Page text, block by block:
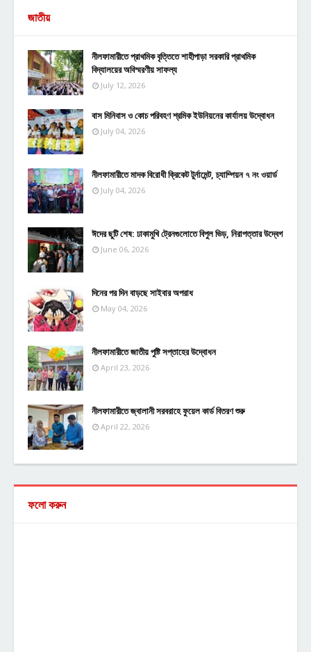
জাতীয়
নীলফামারীতে প্রাথমিক বৃত্তিতে শাহীপাড়া সরকারি প্রাথমিক
বিদ্যালয়ের অবিস্মরণীয় সাফল্য
July 12, 2026
বাস মিনিবাস ও কোচ পরিবহণ শ্রমিক ইউনিয়নের কার্যালয় উদ্বোধন
July 04, 2026
নীলফামারীতে মাদক বিরোধী ক্রিকেট টুর্নামেন্ট, চ্যাম্পিয়ন ৭ নং ওয়ার্ড
July 04, 2026
ঈদের ছুটি শেষ: ঢাকামুখি ট্রেনগুলোতে বিপুল ভিড়, নিরাপত্তার উদ্বেগ
June 06, 2026
দিনের পর দিন বাড়ছে সাইবার অপরাধ
May 04, 2026
নীলফামারীতে জাতীয় পুষ্টি সপ্তাহের উদ্বোধন
April 23, 2026
নীলফামারীতে জ্বালানী সরবরাহে ফুয়েল কার্ড বিতরণ শুরু
April 22, 2026
ফলো করুন